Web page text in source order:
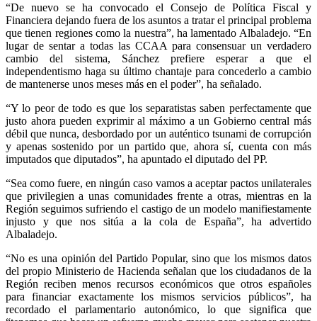
“De nuevo se ha convocado el Consejo de Política Fiscal y
Financiera dejando fuera de los asuntos a tratar el principal problema
que tienen regiones como la nuestra”, ha lamentado Albaladejo. “En
lugar de sentar a todas las CCAA para consensuar un verdadero
cambio del sistema, Sánchez prefiere esperar a que el
independentismo haga su último chantaje para concederlo a cambio
de mantenerse unos meses más en el poder”, ha señalado.
“Y lo peor de todo es que los separatistas saben perfectamente que
justo ahora pueden exprimir al máximo a un Gobierno central más
débil que nunca, desbordado por un auténtico tsunami de corrupción
y apenas sostenido por un partido que, ahora sí, cuenta con más
imputados que diputados”, ha apuntado el diputado del PP.
“Sea como fuere, en ningún caso vamos a aceptar pactos unilaterales
que privilegien a unas comunidades frente a otras, mientras en la
Región seguimos sufriendo el castigo de un modelo manifiestamente
injusto y que nos sitúa a la cola de España”, ha advertido
Albaladejo.
“No es una opinión del Partido Popular, sino que los mismos datos
del propio Ministerio de Hacienda señalan que los ciudadanos de la
Región reciben menos recursos económicos que otros españoles
para financiar exactamente los mismos servicios públicos”, ha
recordado el parlamentario autonómico, lo que significa que